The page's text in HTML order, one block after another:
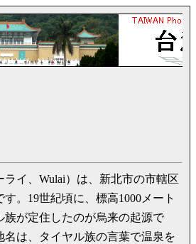
イ、Wulai）は、新北市の市轄区
。19世紀頃に、標高1000メート
族が定住したのが烏来の起源で
名は、タイヤル族の言葉で温泉を